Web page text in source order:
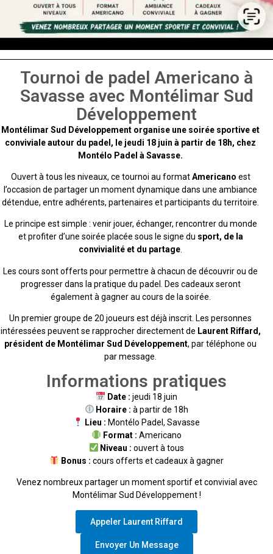
Tournoi de padel Americano à
Savasse avec Montélimar Sud
Développement
Montélimar Sud Développement organise une soirée sportive et
conviviale autour du padel, le jeudi 18 juin à partir de 18h, chez
Montélo Padel à Savasse.
Ouvert à tous les niveaux, ce tournoi au formatAmericano est
l’occasion de partager un moment dynamique dans une ambiance
détendue, entre adhérents, partenaires et participants du territoire.
Le principe est simple : venir jouer, échanger, rencontrer du monde
et profiter d’une soirée placée sous le signe du sport, de la
convivialité et du partage.
Les cours sont offerts pour permettre à chacun de découvrir ou de
progresser dans la pratique du padel. Des cadeaux seront
également à gagner au cours de la soirée.
Un premier groupe de 20 joueurs est déjà inscrit. Les personnes
intéressées peuvent se rapprocher directement de Laurent Riffard,
président de Montélimar Sud Développement, par téléphone ou
par message.
Informations pratiques
Date : jeudi 18 juin
Horaire : à partir de 18h
Lieu : Montélo Padel, Savasse
Format : Americano
Niveau : ouvert à tous
Bonus : cours offerts et cadeaux à gagner
Venez nombreux partager un moment sportif et convivial avec
Montélimar Sud Développement !
Appeler Laurent Riffard
Envoyer Un Message